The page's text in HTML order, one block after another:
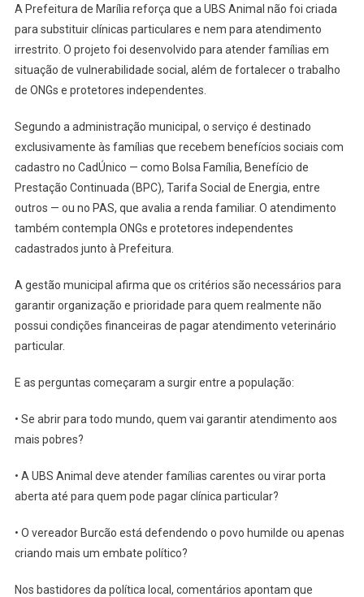
A Prefeitura de Marília reforça que a UBS Animal não foi criada
para substituir clínicas particulares e nem para atendimento
irrestrito. O projeto foi desenvolvido para atender famílias em
situação de vulnerabilidade social, além de fortalecer o trabalho
de ONGs e protetores independentes.
Segundo a administração municipal, o serviço é destinado
exclusivamente às famílias que recebem benefícios sociais com
cadastro no CadÚnico — como Bolsa Família, Benefício de
Prestação Continuada (BPC), Tarifa Social de Energia, entre
outros — ou no PAS, que avalia a renda familiar. O atendimento
também contempla ONGs e protetores independentes
cadastrados junto à Prefeitura.
A gestão municipal afirma que os critérios são necessários para
garantir organização e prioridade para quem realmente não
possui condições financeiras de pagar atendimento veterinário
particular.
E as perguntas começaram a surgir entre a população:
• Se abrir para todo mundo, quem vai garantir atendimento aos
mais pobres?
• A UBS Animal deve atender famílias carentes ou virar porta
aberta até para quem pode pagar clínica particular?
• O vereador Burcão está defendendo o povo humilde ou apenas
criando mais um embate político?
Nos bastidores da política local, comentários apontam que